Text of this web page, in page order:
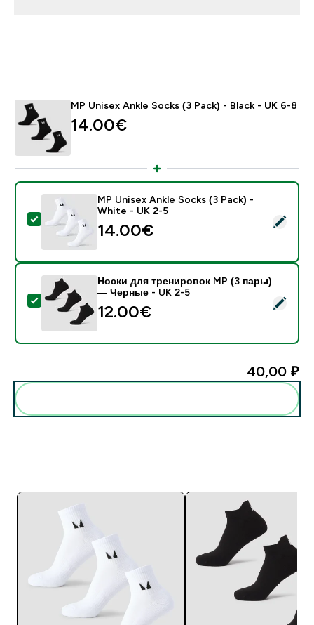
MP Unisex Ankle Socks (3 Pack) - Black - UK 6-8
14.00€‎
- MP Unisex Ankle Socks (3 Pack) - White - UK 2-5
MP Unisex Ankle Socks (3 Pack) -
White - UK 2-5
14.00€‎
- Носки для тренировок MP (3 пары) — Черные -
Носки для тренировок MP (3 пары)
— Черные - UK 2-5
12.00€‎
40,00 ₽‎